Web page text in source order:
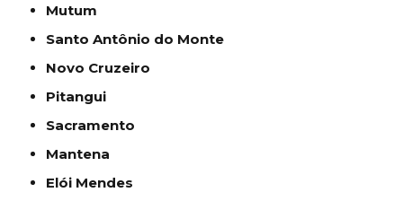
Mutum
Santo Antônio do Monte
Novo Cruzeiro
Pitangui
Sacramento
Mantena
Elói Mendes